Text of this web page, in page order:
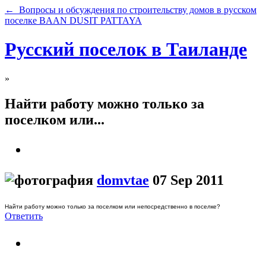
← Вопросы и обсуждения по строительству домов в русском
поселке BAAN DUSIT PATTAYA
Русский поселок в Таиланде
»
Найти работу можно только за
поселком или...
domvtae 07 Sep 2011
Найти работу можно только за поселком или непосредственно в поселке?
Ответить